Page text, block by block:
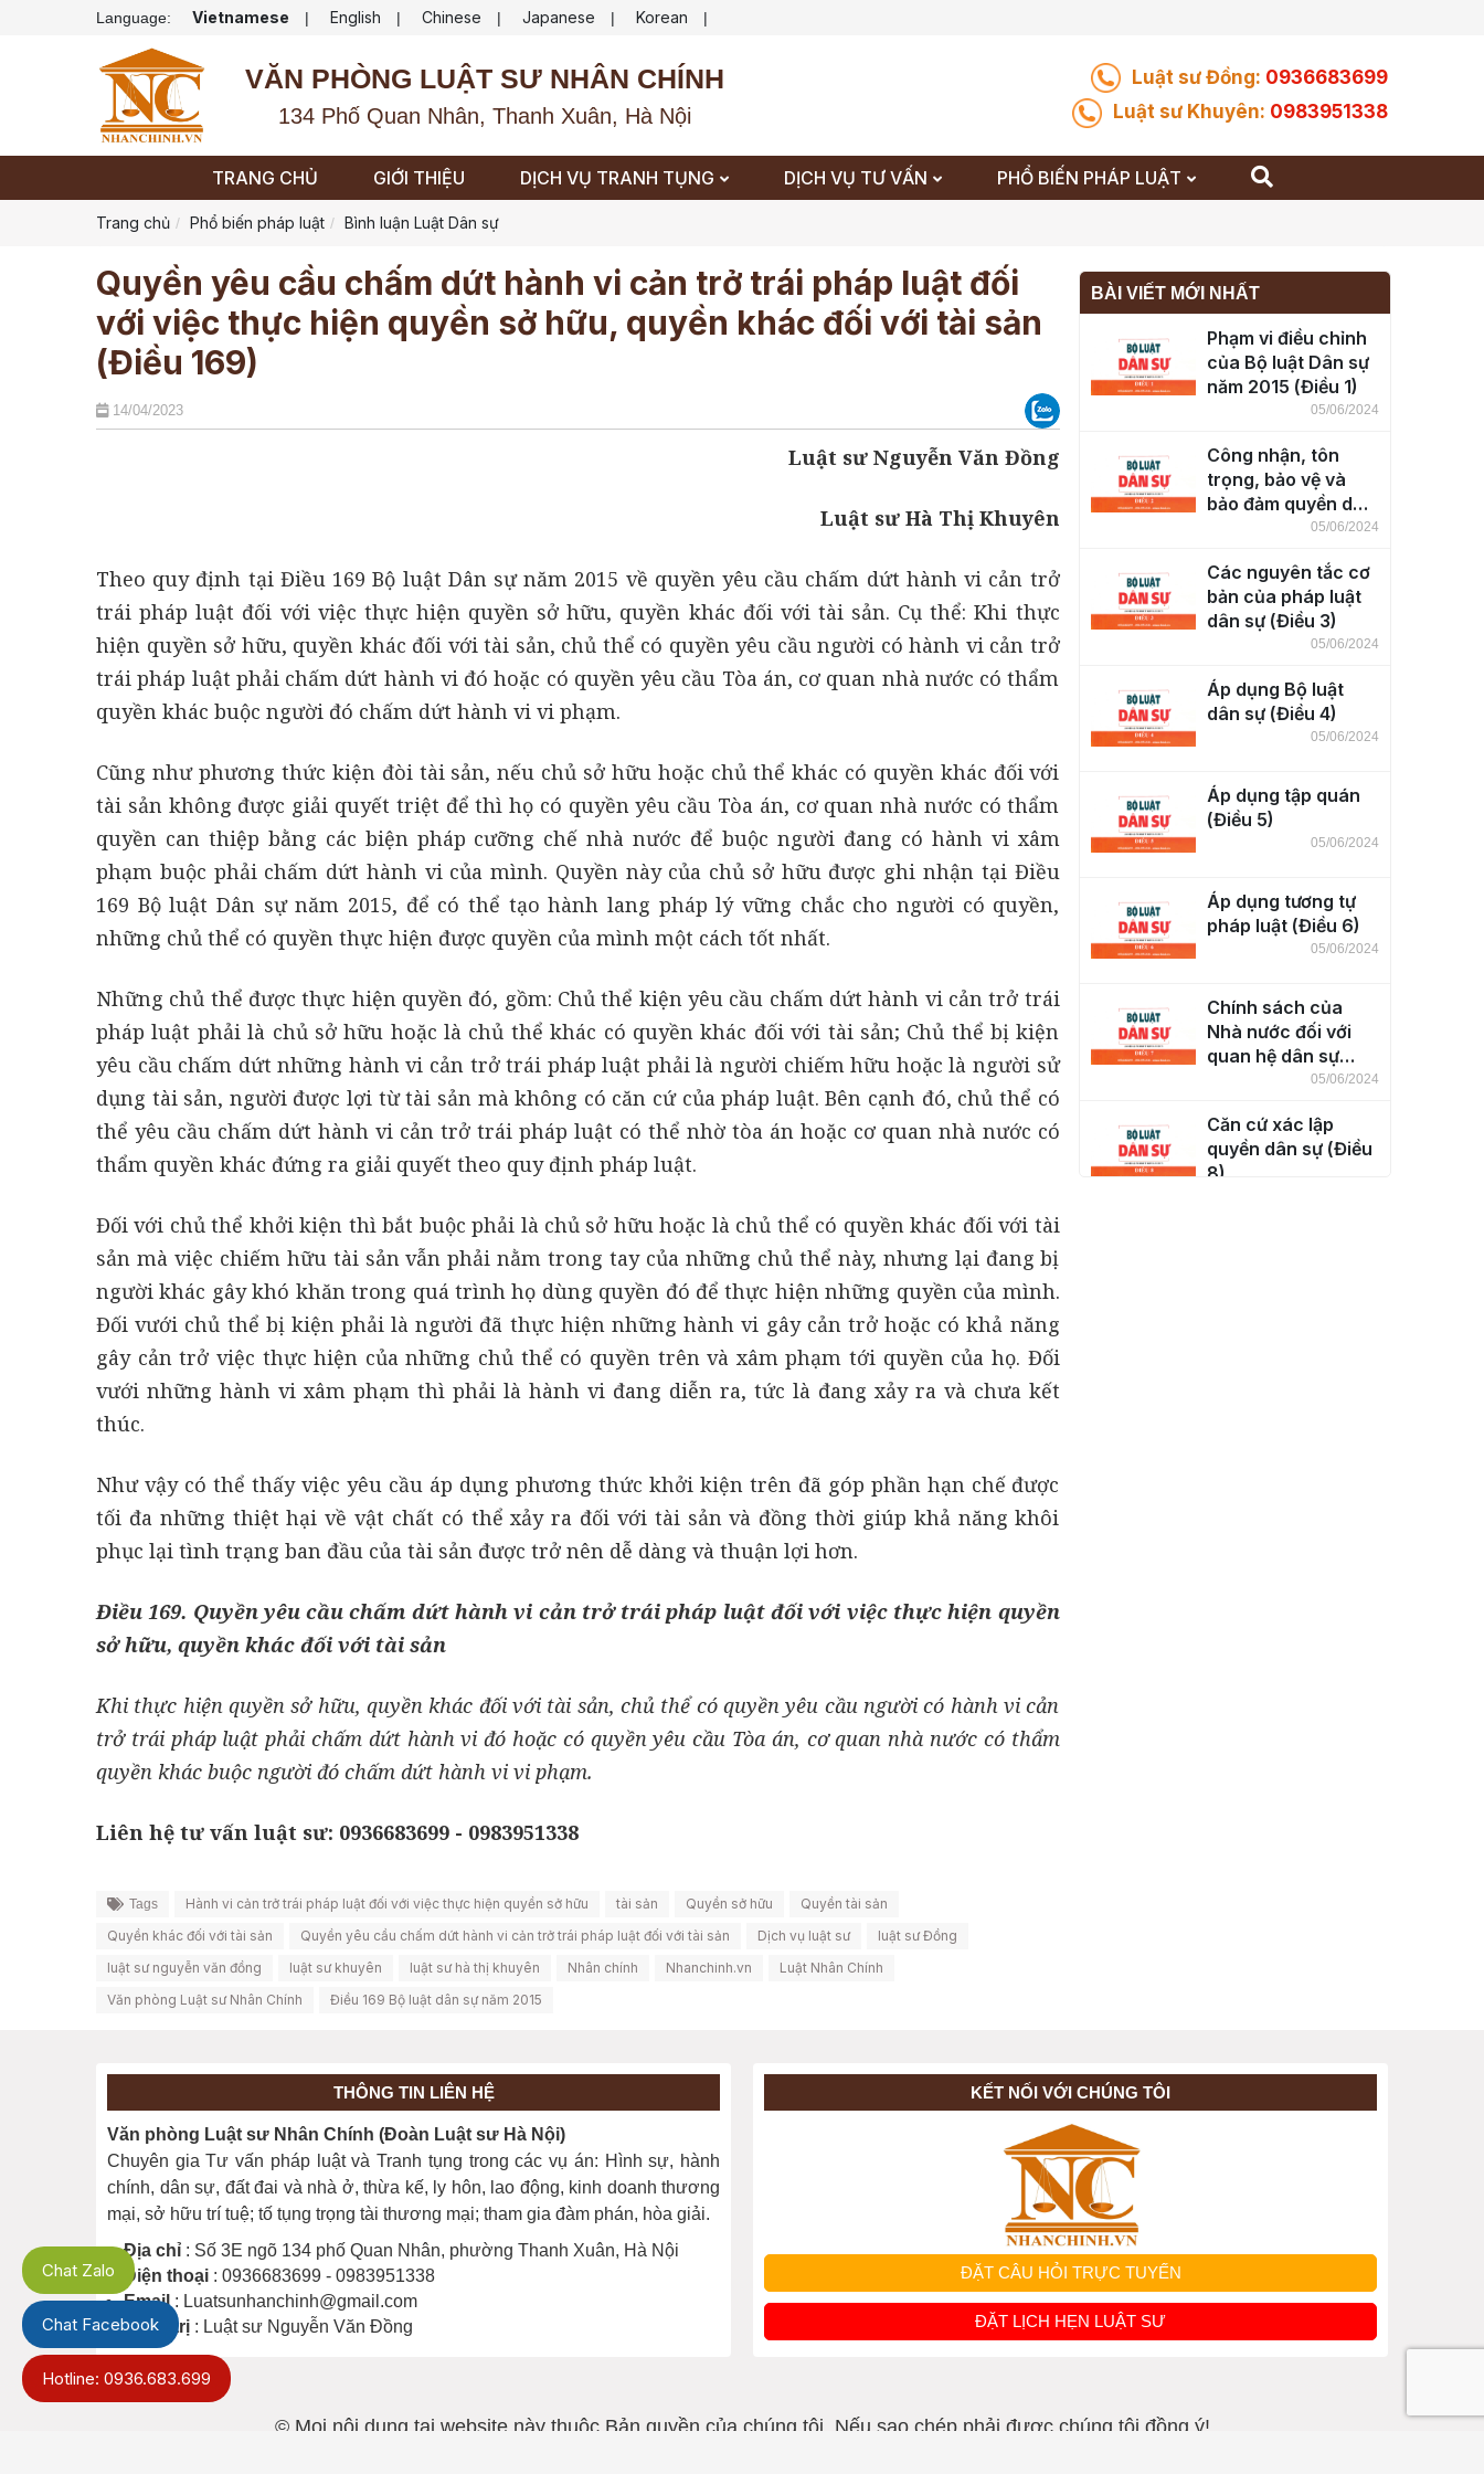
Language: Vietnamese | English | Chinese | Japanese | Korean |
VĂN PHÒNG LUẬT SƯ NHÂN CHÍNH
134 Phố Quan Nhân, Thanh Xuân, Hà Nội
Luật sư Đồng: 0936683699
Luật sư Khuyên: 0983951338
TRANG CHỦ GIỚI THIỆU DỊCH VỤ TRANH TỤNG DỊCH VỤ TƯ VẤN PHỔ BIẾN PHÁP LUẬT
Trang chủ Phổ biến pháp luật Bình luận Luật Dân sự
Quyền yêu cầu chấm dứt hành vi cản trở trái pháp luật đối
với việc thực hiện quyền sở hữu, quyền khác đối với tài sản
(Điều 169)
14/04/2023
Luật sư Nguyễn Văn Đồng
Luật sư Hà Thị Khuyên
Theo quy định tại Điều 169 Bộ luật Dân sự năm 2015 về quyền yêu cầu chấm dứt hành vi cản trở
trái pháp luật đối với việc thực hiện quyền sở hữu, quyền khác đối với tài sản. Cụ thể: Khi thực
hiện quyền sở hữu, quyền khác đối với tài sản, chủ thể có quyền yêu cầu người có hành vi cản trở
trái pháp luật phải chấm dứt hành vi đó hoặc có quyền yêu cầu Tòa án, cơ quan nhà nước có thẩm
quyền khác buộc người đó chấm dứt hành vi vi phạm.
Cũng như phương thức kiện đòi tài sản, nếu chủ sở hữu hoặc chủ thể khác có quyền khác đối với
tài sản không được giải quyết triệt để thì họ có quyền yêu cầu Tòa án, cơ quan nhà nước có thẩm
quyền can thiệp bằng các biện pháp cưỡng chế nhà nước để buộc người đang có hành vi xâm
phạm buộc phải chấm dứt hành vi của mình. Quyền này của chủ sở hữu được ghi nhận tại Điều
169 Bộ luật Dân sự năm 2015, để có thể tạo hành lang pháp lý vững chắc cho người có quyền,
những chủ thể có quyền thực hiện được quyền của mình một cách tốt nhất.
Những chủ thể được thực hiện quyền đó, gồm: Chủ thể kiện yêu cầu chấm dứt hành vi cản trở trái
pháp luật phải là chủ sở hữu hoặc là chủ thể khác có quyền khác đối với tài sản; Chủ thể bị kiện
yêu cầu chấm dứt những hành vi cản trở trái pháp luật phải là người chiếm hữu hoặc là người sử
dụng tài sản, người được lợi từ tài sản mà không có căn cứ của pháp luật. Bên cạnh đó, chủ thể có
thể yêu cầu chấm dứt hành vi cản trở trái pháp luật có thể nhờ tòa án hoặc cơ quan nhà nước có
thẩm quyền khác đứng ra giải quyết theo quy định pháp luật.
Đối với chủ thể khởi kiện thì bắt buộc phải là chủ sở hữu hoặc là chủ thể có quyền khác đối với tài
sản mà việc chiếm hữu tài sản vẫn phải nằm trong tay của những chủ thể này, nhưng lại đang bị
người khác gây khó khăn trong quá trình họ dùng quyền đó để thực hiện những quyền của mình.
Đối vưới chủ thể bị kiện phải là người đã thực hiện những hành vi gây cản trở hoặc có khả năng
gây cản trở việc thực hiện của những chủ thể có quyền trên và xâm phạm tới quyền của họ. Đối
vưới những hành vi xâm phạm thì phải là hành vi đang diễn ra, tức là đang xảy ra và chưa kết
thúc.
Như vậy có thể thấy việc yêu cầu áp dụng phương thức khởi kiện trên đã góp phần hạn chế được
tối đa những thiệt hại về vật chất có thể xảy ra đối với tài sản và đồng thời giúp khả năng khôi
phục lại tình trạng ban đầu của tài sản được trở nên dễ dàng và thuận lợi hơn.
Điều 169. Quyền yêu cầu chấm dứt hành vi cản trở trái pháp luật đối với việc thực hiện quyền
sở hữu, quyền khác đối với tài sản
Khi thực hiện quyền sở hữu, quyền khác đối với tài sản, chủ thể có quyền yêu cầu người có hành vi cản
trở trái pháp luật phải chấm dứt hành vi đó hoặc có quyền yêu cầu Tòa án, cơ quan nhà nước có thẩm
quyền khác buộc người đó chấm dứt hành vi vi phạm.
Liên hệ tư vấn luật sư: 0936683699 - 0983951338
Tags Hành vi cản trở trái pháp luật đối với việc thực hiện quyền sở hữu tài sản Quyền sở hữu
Quyền tài sản
Quyền khác đối với tài sản
Quyền yêu cầu chấm dứt hành vi cản trở trái pháp luật đối với tài sản Dịch vụ luật sư
luật sư Đồng
luật sư nguyễn văn đồng
luật sư khuyên luật sư hà thị khuyên Nhân chính Nhanchinh.vn
Luật Nhân Chính
Văn phòng Luật sư Nhân Chính
Điều 169 Bộ luật dân sự năm 2015
BÀI VIẾT MỚI NHẤT
Phạm vi điều chỉnh
của Bộ luật Dân sự
năm 2015 (Điều 1)
05/06/2024
Công nhận, tôn
trọng, bảo vệ và
bảo đảm quyền dân
05/06/2024
Các nguyên tắc cơ
bản của pháp luật
dân sự (Điều 3)
05/06/2024
Áp dụng Bộ luật
dân sự (Điều 4)
05/06/2024
Áp dụng tập quán
(Điều 5)
05/06/2024
Áp dụng tương tự
pháp luật (Điều 6)
05/06/2024
Chính sách của
Nhà nước đối với
quan hệ dân sự
05/06/2024
Căn cứ xác lập
quyền dân sự (Điều
8)
THÔNG TIN LIÊN HỆ
Văn phòng Luật sư Nhân Chính (Đoàn Luật sư Hà Nội)
Chuyên gia Tư vấn pháp luật và Tranh tụng trong các vụ án: Hình sự, hành
chính, dân sự, đất đai và nhà ở, thừa kế, ly hôn, lao động, kinh doanh thương
mại, sở hữu trí tuệ; tố tụng trọng tài thương mại; tham gia đàm phán, hòa giải.
Địa chỉ : Số 3E ngõ 134 phố Quan Nhân, phường Thanh Xuân, Hà Nội
Điện thoại : 0936683699 - 0983951338
Email : Luatsunhanchinh@gmail.com
Quản trị : Luật sư Nguyễn Văn Đồng
KẾT NỐI VỚI CHÚNG TÔI
ĐẶT CÂU HỎI TRỰC TUYẾN
ĐẶT LỊCH HẸN LUẬT SƯ
© Mọi nội dung tại website này thuộc Bản quyền của chúng tôi. Nếu sao chép phải được chúng tôi đồng ý!
Chat Zalo
Chat Facebook
Hotline: 0936.683.699